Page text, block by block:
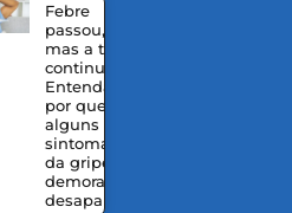
Febre
passou,
mas a tosse
continua?
Entenda
por que
alguns
sintomas
da gripe
demoram a
desaparecer